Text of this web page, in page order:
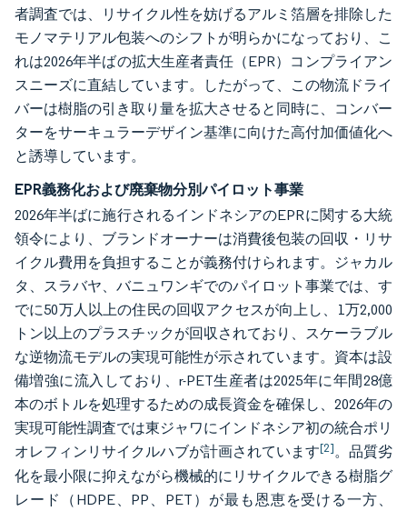
者調査では、リサイクル性を妨げるアルミ箔層を排除した
モノマテリアル包装へのシフトが明らかになっており、こ
れは2026年半ばの拡大生産者責任（EPR）コンプライアン
スニーズに直結しています。したがって、この物流ドライ
バーは樹脂の引き取り量を拡大させると同時に、コンバー
ターをサーキュラーデザイン基準に向けた高付加価値化へ
と誘導しています。
EPR義務化および廃棄物分別パイロット事業
2026年半ばに施行されるインドネシアのEPRに関する大統
領令により、ブランドオーナーは消費後包装の回収・リサ
イクル費用を負担することが義務付けられます。ジャカル
タ、スラバヤ、バニュワンギでのパイロット事業では、す
でに50万人以上の住民の回収アクセスが向上し、1万2,000
トン以上のプラスチックが回収されており、スケーラブル
な逆物流モデルの実現可能性が示されています。資本は設
備増強に流入しており、r-PET生産者は2025年に年間28億
本のボトルを処理するための成長資金を確保し、2026年の
実現可能性調査では東ジャワにインドネシア初の統合ポリ
オレフィンリサイクルハブが計画されています[2]。品質劣
化を最小限に抑えながら機械的にリサイクルできる樹脂グ
レード（HDPE、PP、PET）が最も恩恵を受ける一方、